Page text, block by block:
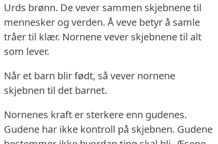
Urds brønn. De vever sammen skjebnene til
mennesker og verden. Å veve betyr å samle
tråer til klær. Nornene vever skjebnene til alt
som lever.
Når et barn blir født, så vever nornene
skjebnen til det barnet.
Nornenes kraft er sterkere enn gudenes.
Gudene har ikke kontroll på skjebnen. Gudene